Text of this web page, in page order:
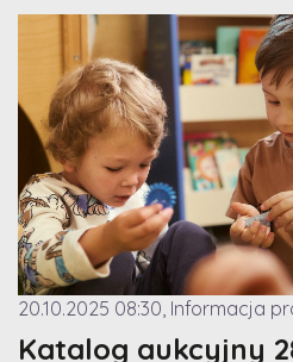
20.10.2025 08:30, Informacja
Katalog aukcyjny